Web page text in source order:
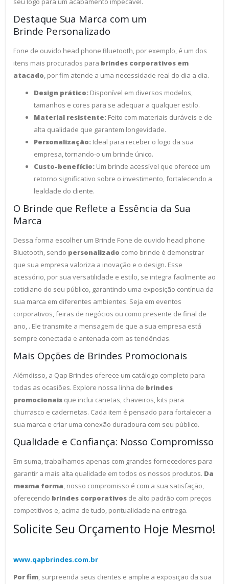
Destaque Sua Marca com um
Brinde Personalizado
Fone de ouvido head phone Bluetooth, por exemplo, é um dos
itens mais procurados para brindes corporativos em
atacado, por fim atende a uma necessidade real do dia a dia.
Design prático: Disponível em diversos modelos,
tamanhos e cores para se adequar a qualquer estilo.
Material resistente: Feito com materiais duráveis e de
alta qualidade que garantem longevidade.
Personalização: Ideal para receber o logo da sua
empresa, tornando-o um brinde único.
Custo-benefício: Um brinde acessível que oferece um
retorno significativo sobre o investimento, fortalecendo a
lealdade do cliente.
O Brinde que Reflete a Essência da Sua
Marca
Dessa forma escolher um Brinde Fone de ouvido head phone
Bluetooth, sendo personalizado como brinde é demonstrar
que sua empresa valoriza a inovação e o design. Esse
acessório, por sua versatilidade e estilo, se integra facilmente ao
cotidiano do seu público, garantindo uma exposição contínua da
sua marca em diferentes ambientes. Seja em eventos
corporativos, feiras de negócios ou como presente de final de
ano, . Ele transmite a mensagem de que a sua empresa está
sempre conectada e antenada com as tendências.
Mais Opções de Brindes Promocionais
Alémdisso, a Qap Brindes oferece um catálogo completo para
todas as ocasiões. Explore nossa linha de brindes
promocionais que inclui canetas, chaveiros, kits para
churrasco e cadernetas. Cada item é pensado para fortalecer a
sua marca e criar uma conexão duradoura com seu público.
Qualidade e Confiança: Nosso Compromisso
Em suma, trabalhamos apenas com grandes fornecedores para
garantir a mais alta qualidade em todos os nossos produtos. Da
mesma forma, nosso compromisso é com a sua satisfação,
oferecendo brindes corporativos de alto padrão com preços
competitivos e, acima de tudo, pontualidade na entrega.
Solicite Seu Orçamento Hoje Mesmo!
www.qapbrindes.com.br
Por fim, surpreenda seus clientes e amplie a exposição da sua